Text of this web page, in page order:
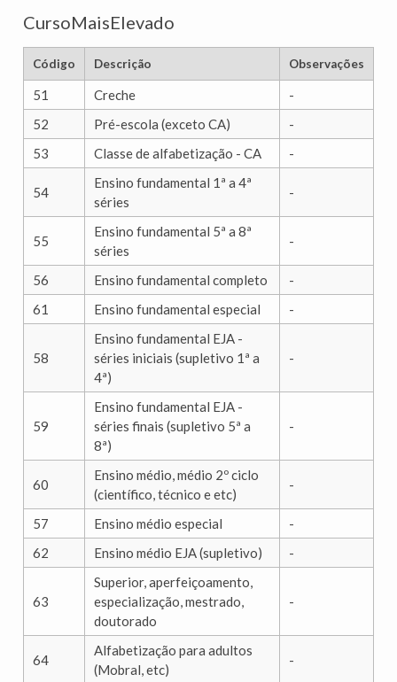
CursoMaisElevado
Código Descrição Observações
51 Creche
-
52
Pré-escola (exceto CA)
-
53
Classe de alfabetização - CA -
54
Ensino fundamental 1ª a 4ª
séries
-
55
Ensino fundamental 5ª a 8ª
séries
-
56 Ensino fundamental completo
-
61
Ensino fundamental especial -
58
Ensino fundamental EJA -
séries iniciais (supletivo 1ª a
4ª)
-
59
Ensino fundamental EJA -
séries finais (supletivo 5ª a
8ª)
-
60
Ensino médio, médio 2º ciclo
(científico, técnico e etc)
-
57 Ensino médio especial
-
62
Ensino médio EJA (supletivo) -
63
Superior, aperfeiçoamento,
especialização, mestrado,
doutorado
-
64
Alfabetização para adultos
(Mobral, etc)
-